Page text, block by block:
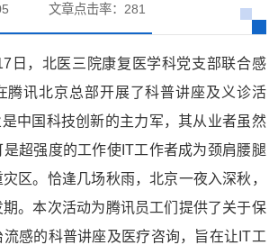
文章点击率： 281
日，北医三院康复医学科党支部联合感
腾讯北京总部开展了科普讲座及义诊活
中国科技创新的主力军，其从业者虽然
超强度的工作使IT工作者成为颈肩腰腿
区。恰逢几场秋雨，北京一夜入深秋，
。本次活动为腾讯员工们提供了关于保
感的科普讲座及医疗咨询，旨在让IT工